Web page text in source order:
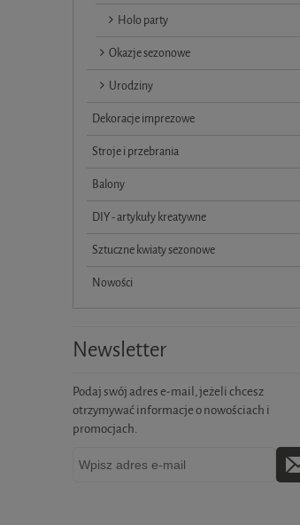
Holo party
Okazje sezonowe
Urodziny
Dekoracje imprezowe
Stroje i przebrania
Balony
DIY - artykuły kreatywne
Sztuczne kwiaty sezonowe
Nowości
Newsletter
Podaj swój adres e-mail, jeżeli chcesz
otrzymywać informacje o nowościach i
promocjach.